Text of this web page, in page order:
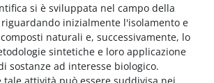
si è sviluppata nel campo della
inizialmente l'isolamento e
naturali e, successivamente, lo
sintetiche e loro applicazione
sostanze ad interesse biologico.